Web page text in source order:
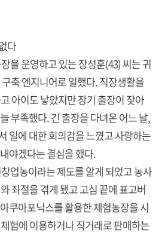
다
을 운영하고 있는 장성훈(43) 씨는 귀
축 엔지니어로 일했다. 직장생활을
아이도 낳았지만 장기 출장이 잦아
부족했다. 긴 출장을 다녀온 어느 날,
일에 대한 회의감을 느꼈고 사랑하는
야겠다는 결심을 했다.
업농이라는 제도를 알게 되었고 농사
좌절을 겪게 됐고 고심 끝에 표고버
쿠아포닉스를 활용한 체험농장을 시
험에 이용하거나 직거래로 판매하는